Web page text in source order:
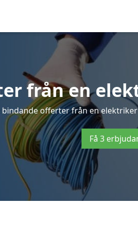
från en
offerter från en
Få 3